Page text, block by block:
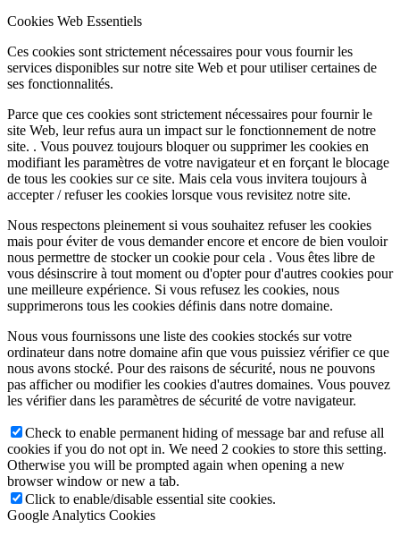
Cookies Web Essentiels
Ces cookies sont strictement nécessaires pour vous fournir les
services disponibles sur notre site Web et pour utiliser certaines de
ses fonctionnalités.
Parce que ces cookies sont strictement nécessaires pour fournir le
site Web, leur refus aura un impact sur le fonctionnement de notre
site. . Vous pouvez toujours bloquer ou supprimer les cookies en
modifiant les paramètres de votre navigateur et en forçant le blocage
de tous les cookies sur ce site. Mais cela vous invitera toujours à
accepter / refuser les cookies lorsque vous revisitez notre site.
Nous respectons pleinement si vous souhaitez refuser les cookies
mais pour éviter de vous demander encore et encore de bien vouloir
nous permettre de stocker un cookie pour cela . Vous êtes libre de
vous désinscrire à tout moment ou d'opter pour d'autres cookies pour
une meilleure expérience. Si vous refusez les cookies, nous
supprimerons tous les cookies définis dans notre domaine.
Nous vous fournissons une liste des cookies stockés sur votre
ordinateur dans notre domaine afin que vous puissiez vérifier ce que
nous avons stocké. Pour des raisons de sécurité, nous ne pouvons
pas afficher ou modifier les cookies d'autres domaines. Vous pouvez
les vérifier dans les paramètres de sécurité de votre navigateur.
Check to enable permanent hiding of message bar and refuse all
cookies if you do not opt in. We need 2 cookies to store this setting.
Otherwise you will be prompted again when opening a new
browser window or new a tab.
Click to enable/disable essential site cookies.
Google Analytics Cookies